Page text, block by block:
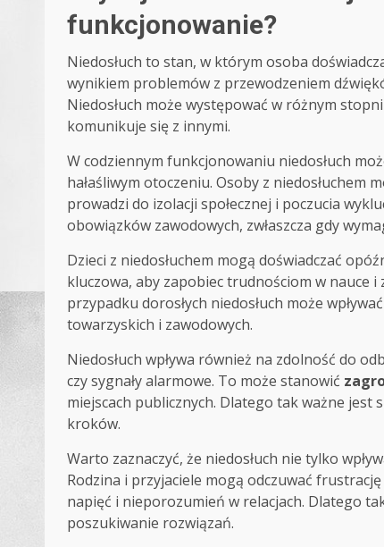
funkcjonowanie?
Niedosłuch to stan, w którym osoba
wynikiem problemów z przewodzeniem
Niedosłuch może występować w różnym
komunikuje się z innymi.
W codziennym funkcjonowaniu niedosłuch
hałaśliwym otoczeniu. Osoby z niedosłuchem
prowadzi do izolacji społecznej i poczucia
obowiązków zawodowych, zwłaszcza gdy
Dzieci z niedosłuchem mogą doświadczać
kluczowa, aby zapobiec trudnościom w nauce
przypadku dorosłych niedosłuch może
towarzyskich i zawodowych.
Niedosłuch wpływa również na zdolność do
czy sygnały alarmowe. To może stanowić
miejscach publicznych. Dlatego tak ważne
kroków.
Warto zaznaczyć, że niedosłuch nie tylko
Rodzina i przyjaciele mogą odczuwać
napięć i nieporozumień w relacjach. Dlatego
poszukiwanie rozwiązań.